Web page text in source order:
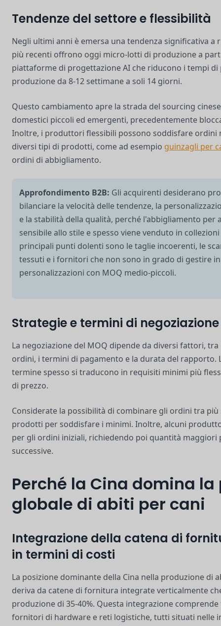
Tendenze del settore e flessibilità
Negli ultimi anni è emersa una tendenza significativa
più recenti offrono oggi micro-lotti di produzione a
piattaforme di progettazione AI che riducono i tempi
produzione da 8-12 settimane a soli 14 giorni.
Questo cambiamento apre la strada del sourcing
domestici piccoli ed emergenti, precedentemente
Inoltre, i produttori flessibili possono soddisfare ordini
diversi tipi di prodotti, come ad esempio guinzagli per
ordini di abbigliamento.
Approfondimento B2B: Gli acquirenti desiderano
bilanciare la velocità delle tendenze, la
e la stabilità della qualità, perché l'abbigliamento per
sensibile allo stile e spesso viene venduto in
principali punti dolenti sono le taglie incoerenti, le
tessuti e i fornitori che non sono in grado di gestire
personalizzazioni con MOQ medio-piccoli.
Strategie e termini di negoziazione
La negoziazione del MOQ dipende da diversi fattori,
ordini, i termini di pagamento e la durata del rapporto.
termine spesso si traducono in requisiti minimi più
di prezzo.
Considerate la possibilità di combinare gli ordini tra
prodotti per soddisfare i minimi. Inoltre, alcuni
per gli ordini iniziali, richiedendo poi quantità maggiori
successive.
Perché la Cina domina
globale di abiti per cani
Integrazione della catena di
in termini di costi
La posizione dominante della Cina nella produzione di
deriva da catene di fornitura integrate verticalmente
produzione di 35-40%. Questa integrazione
fornitori di hardware e reti logistiche, tutti situati nelle